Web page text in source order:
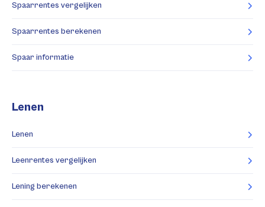
Spaarrentes vergelijken
Spaarrentes berekenen
Spaar informatie
Lenen
Lenen
Leenrentes vergelijken
Lening berekenen